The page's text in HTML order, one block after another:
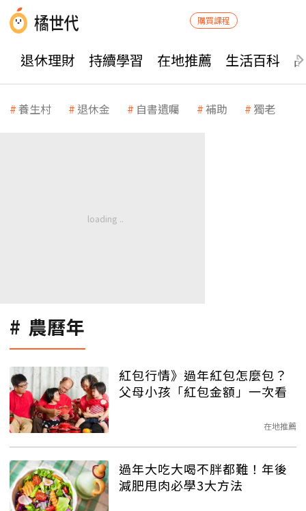
購買課程
退休理財 持續學習 在地推薦 生活百科
養生村 退休金 自書遺囑 補助 獨老
農曆年
紅包行情》過年紅包怎麼包？
父母小孩「紅包金額」一次看
在地推薦
過年大吃大喝不胖都難！年後
減肥甩肉必學3大方法